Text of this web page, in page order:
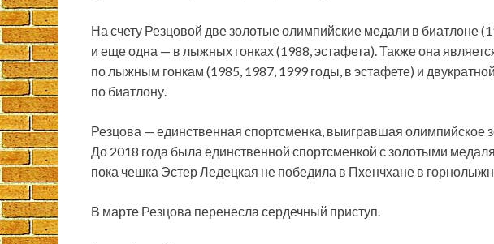
На счету Резцовой две золотые олимпийские медали в биатлоне
и еще одна — в лыжных гонках (1988, эстафета). Также она
по лыжным гонкам (1985, 1987, 1999 годы, в эстафете) и
по биатлону.
Резцова — единственная спортсменка, выигравшая олимпийское
До 2018 года была единственной спортсменкой с золотыми
пока чешка Эстер Ледецкая не победила в Пхенчхане в
В марте Резцова перенесла сердечный приступ.